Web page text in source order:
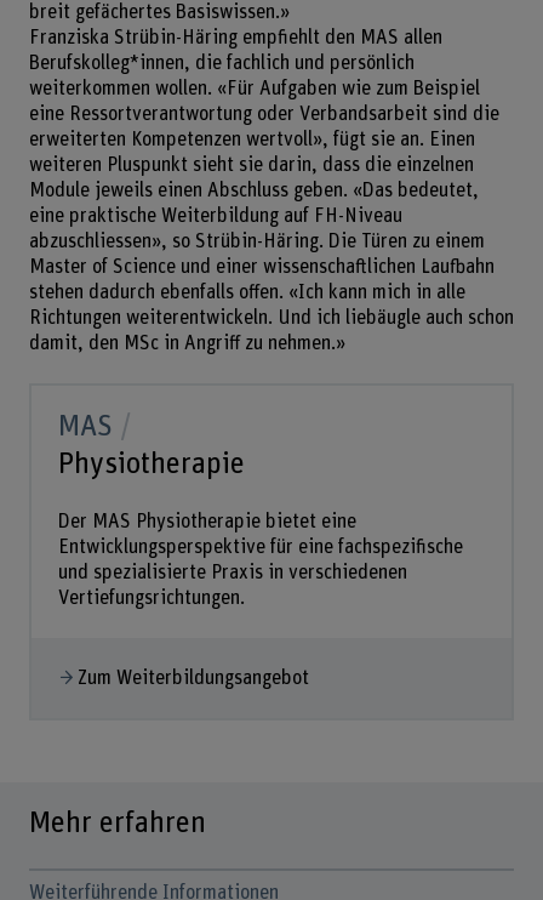
breit gefächertes Basiswissen.»
Franziska Strübin-Häring empfiehlt den MAS allen
Berufskolleg*innen, die fachlich und persönlich
weiterkommen wollen. «Für Aufgaben wie zum Beispiel
eine Ressortverantwortung oder Verbandsarbeit sind die
erweiterten Kompetenzen wertvoll», fügt sie an. Einen
weiteren Pluspunkt sieht sie darin, dass die einzelnen
Module jeweils einen Abschluss geben. «Das bedeutet,
eine praktische Weiterbildung auf FH-Niveau
abzuschliessen», so Strübin-Häring. Die Türen zu einem
Master of Science und einer wissenschaftlichen Laufbahn
stehen dadurch ebenfalls offen. «Ich kann mich in alle
Richtungen weiterentwickeln. Und ich liebäugle auch schon
damit, den MSc in Angriff zu nehmen.»
MAS
Physiotherapie
Der MAS Physiotherapie bietet eine
Entwicklungsperspektive für eine fachspezifische
und spezialisierte Praxis in verschiedenen
Vertiefungsrichtungen.
Zum Weiterbildungsangebot
Mehr erfahren
Weiterführende Informationen